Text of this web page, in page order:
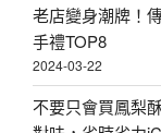
老店變身潮牌！
手禮TOP8
2024-03-22
不要只會買鳳梨